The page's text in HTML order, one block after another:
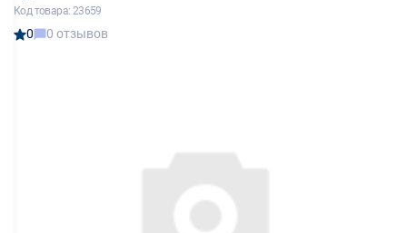
Код товара: 23659
0 0 отзывов